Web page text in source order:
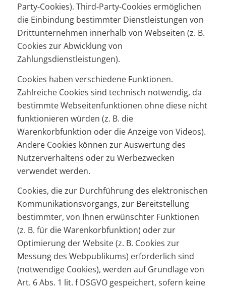
Party-Cookies). Third-Party-Cookies ermöglichen
die Einbindung bestimmter Dienstleistungen von
Drittunternehmen innerhalb von Webseiten (z. B.
Cookies zur Abwicklung von
Zahlungsdienstleistungen).
Cookies haben verschiedene Funktionen.
Zahlreiche Cookies sind technisch notwendig, da
bestimmte Webseitenfunktionen ohne diese nicht
funktionieren würden (z. B. die
Warenkorbfunktion oder die Anzeige von Videos).
Andere Cookies können zur Auswertung des
Nutzerverhaltens oder zu Werbezwecken
verwendet werden.
Cookies, die zur Durchführung des elektronischen
Kommunikationsvorgangs, zur Bereitstellung
bestimmter, von Ihnen erwünschter Funktionen
(z. B. für die Warenkorbfunktion) oder zur
Optimierung der Website (z. B. Cookies zur
Messung des Webpublikums) erforderlich sind
(notwendige Cookies), werden auf Grundlage von
Art. 6 Abs. 1 lit. f DSGVO gespeichert, sofern keine